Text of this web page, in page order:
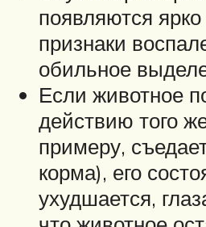
появляются
признаки
обильное
Если животное
действию того
примеру,
корма), его
ухудшается,